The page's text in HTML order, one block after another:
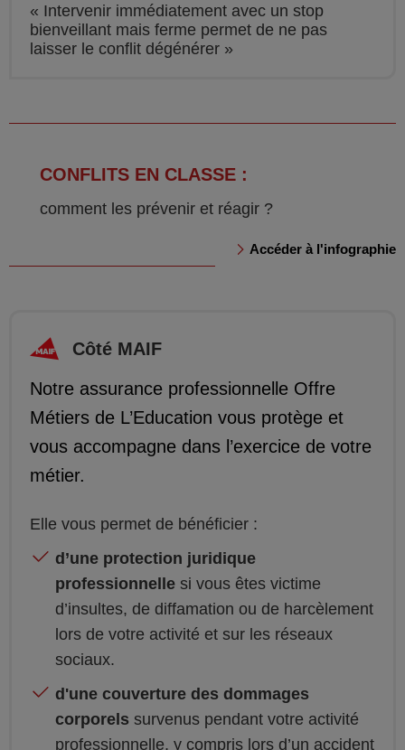
Intervenir immédiatement avec un stop
bienveillant mais ferme permet de ne pas
laisser le conflit dégénérer
CONFLITS EN CLASSE :
comment les prévenir et réagir ?
Accéder à l'infographie
Côté MAIF
Notre assurance professionnelle Offre
Métiers de L’Education vous protège et
vous accompagne dans l’exercice de votre
métier.
Elle vous permet de bénéficier :
d’une protection juridique
professionnelle si vous êtes victime
d’insultes, de diffamation ou de harcèlement
lors de votre activité et sur les réseaux
sociaux.
d'une couverture des dommages
corporels survenus pendant votre activité
professionnelle, y compris lors d’un accident